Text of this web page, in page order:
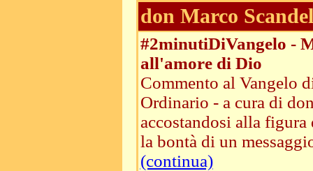
don Marco
#2minutiDiVangelo -
all'amore di Dio
Commento al Vangelo
Ordinario - a cura di
accostandosi alla
la bontà di un
(continua)